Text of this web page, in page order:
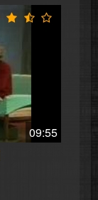
09:55